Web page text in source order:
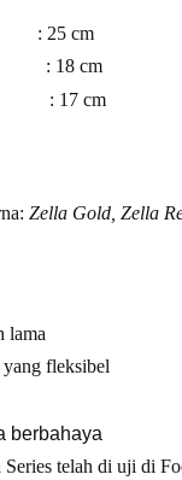
: 25 cm
: 18 cm
: 17 cm
Zella Gold, Zella
lama
fleksibel
berbahaya
telah di uji di